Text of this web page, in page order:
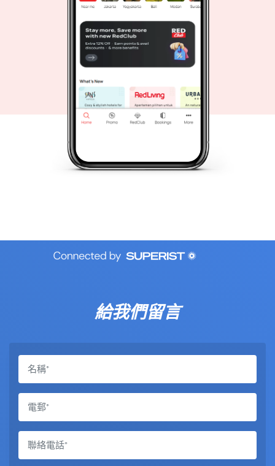
給我們留言